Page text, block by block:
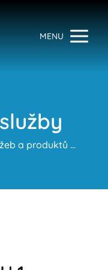
MENU
a produktů ...